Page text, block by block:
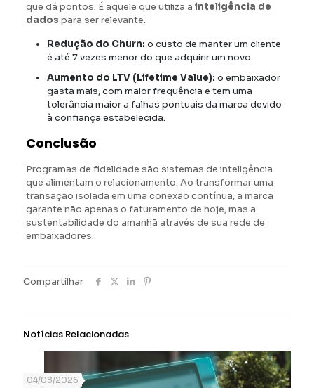
que dá pontos. É aquele que utiliza a inteligência de
dados para ser relevante.
Redução do Churn: o custo de manter um cliente
é até 7 vezes menor do que adquirir um novo.
Aumento do LTV (Lifetime Value): o embaixador
gasta mais, com maior frequência e tem uma
tolerância maior a falhas pontuais da marca devido
à confiança estabelecida.
Conclusão
Programas de fidelidade são sistemas de inteligência
que alimentam o relacionamento. Ao transformar uma
transação isolada em uma conexão contínua, a marca
garante não apenas o faturamento de hoje, mas a
sustentabilidade do amanhã através de sua rede de
embaixadores.
Compartilhar
Notícias Relacionadas
04/08/2026